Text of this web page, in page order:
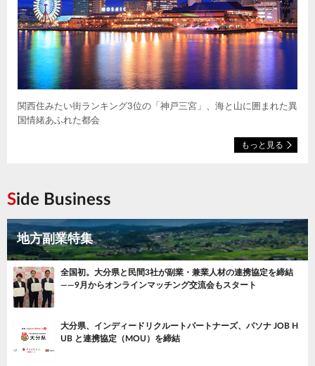
関西住みたい街ランキング3位の「神戸三宮」、海と山に囲まれた異
国情緒あふれた都会
もっと見る
Side Business
地方副業特集
全国初。大分県と民間3社が副業・兼業人材の連携協定を締結
——9月からオンラインマッチング交流会もスタート
大分県、インディードリクルートパートナーズ、パソナ JOB H
UB と連携協定（MOU）を締結